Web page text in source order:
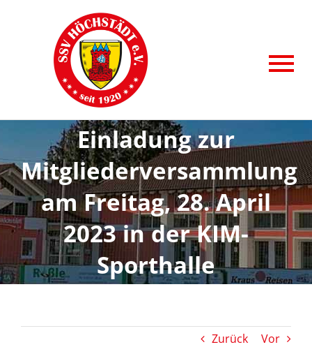
AKTUELLE BEITRÄGE
SPORTABTEILUNGEN
ANGEBOTE
VITAL&AKTIV
KIDSSPORT
SSV HÖCHSTÄDT e.V.
Einladung zur
Mitgliederversammlung
am Freitag, 28. April
2023 in der KIM-
Sporthalle
Zurück Vor